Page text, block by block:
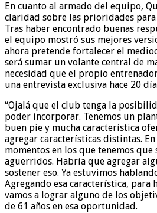
En cuanto al armado del equipo,
claridad sobre las prioridades
Tras haber encontrado buenas
el equipo mostró sus mejores
ahora pretende fortalecer el
será sumar un volante central de
necesidad que el propio
una entrevista exclusiva hace 20
“Ojalá que el club tenga la
poder incorporar. Tenemos un
buen pie y mucha característica
agregar características distintas.
momentos en los que tenemos que
aguerridos. Habría que agregar
sostener eso. Ya estuvimos
Agregando esa característica, para
vamos a lograr alguno de los
de 61 años en esa oportunidad.